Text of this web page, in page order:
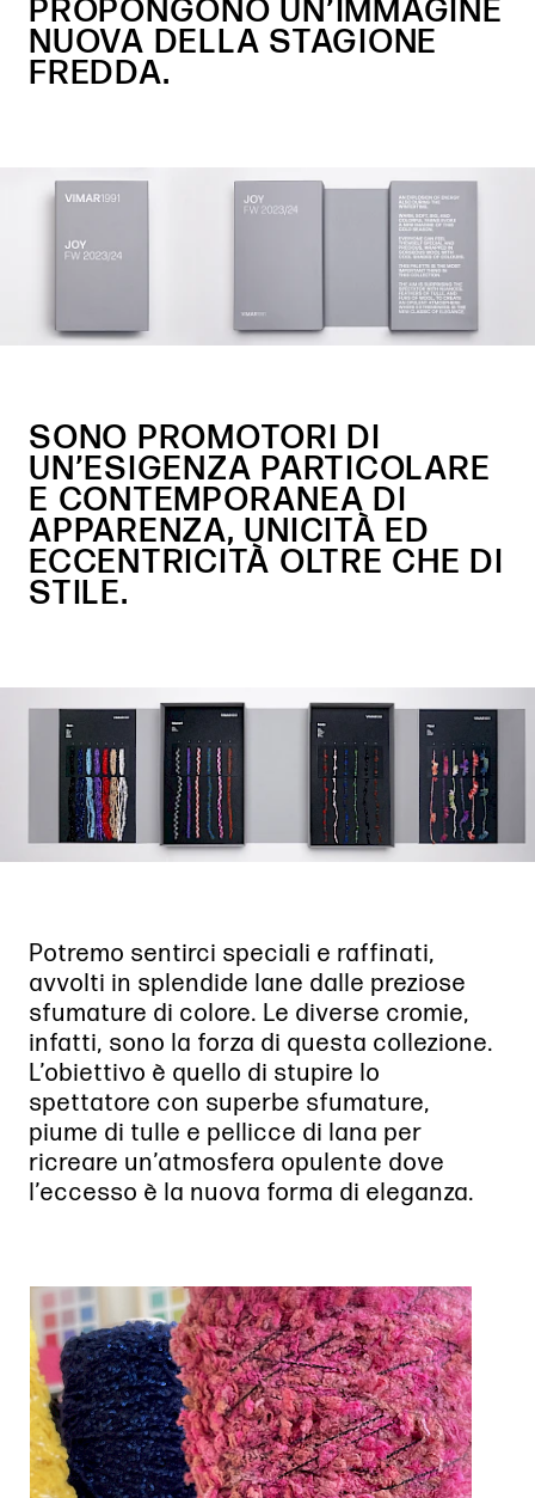
PROPONGONO UN’IMMAGINE
NUOVA DELLA STAGIONE
FREDDA.
SONO PROMOTORI DI
UN’ESIGENZA PARTICOLARE
E CONTEMPORANEA DI
APPARENZA, UNICITÀ ED
ECCENTRICITÀ OLTRE CHE DI
STILE.
Potremo sentirci speciali e raffinati,
avvolti in splendide lane dalle preziose
sfumature di colore. Le diverse cromie,
infatti, sono la forza di questa collezione.
L’obiettivo è quello di stupire lo
spettatore con superbe sfumature,
piume di tulle e pellicce di lana per
ricreare un’atmosfera opulente dove
l’eccesso è la nuova forma di eleganza.